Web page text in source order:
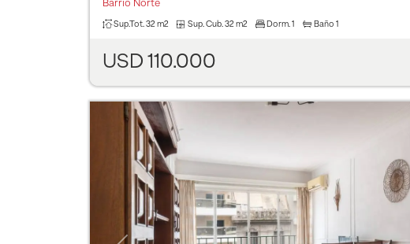
Barrio Norte
Sup.Tot. 32 m2 Sup. Cub. 32 m2 Dorm. 1 Baño 1
USD 110.000
Previous